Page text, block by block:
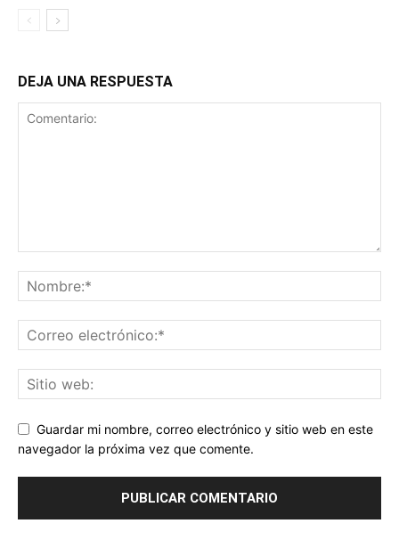
DEJA UNA RESPUESTA
Guardar mi nombre, correo electrónico y sitio web en este
navegador la próxima vez que comente.